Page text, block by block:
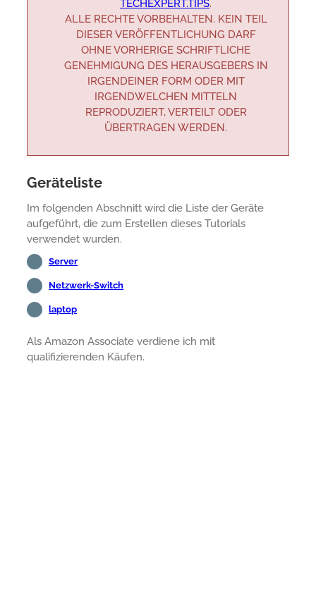
TECHEXPERT.TIPS.
ALLE RECHTE VORBEHALTEN. KEIN TEIL
DIESER VERÖFFENTLICHUNG DARF
OHNE VORHERIGE SCHRIFTLICHE
GENEHMIGUNG DES HERAUSGEBERS IN
IRGENDEINER FORM ODER MIT
IRGENDWELCHEN MITTELN
REPRODUZIERT, VERTEILT ODER
ÜBERTRAGEN WERDEN.
Geräteliste
Im folgenden Abschnitt wird die Liste der Geräte
aufgeführt, die zum Erstellen dieses Tutorials
verwendet wurden.
Server
Netzwerk-Switch
laptop
Als Amazon Associate verdiene ich mit
qualifizierenden Käufen.